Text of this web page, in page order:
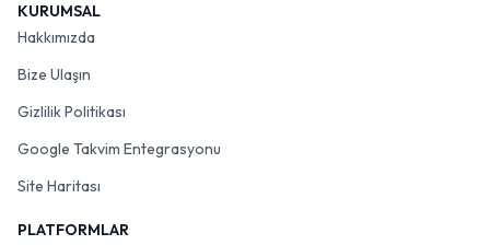
KURUMSAL
Hakkımızda
Bize Ulaşın
Gizlilik Politikası
Google Takvim Entegrasyonu
Site Haritası
PLATFORMLAR